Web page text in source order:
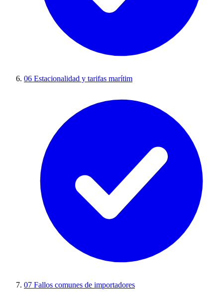
06 Estacionalidad y tarifas marítim
07 Fallos comunes de importadores